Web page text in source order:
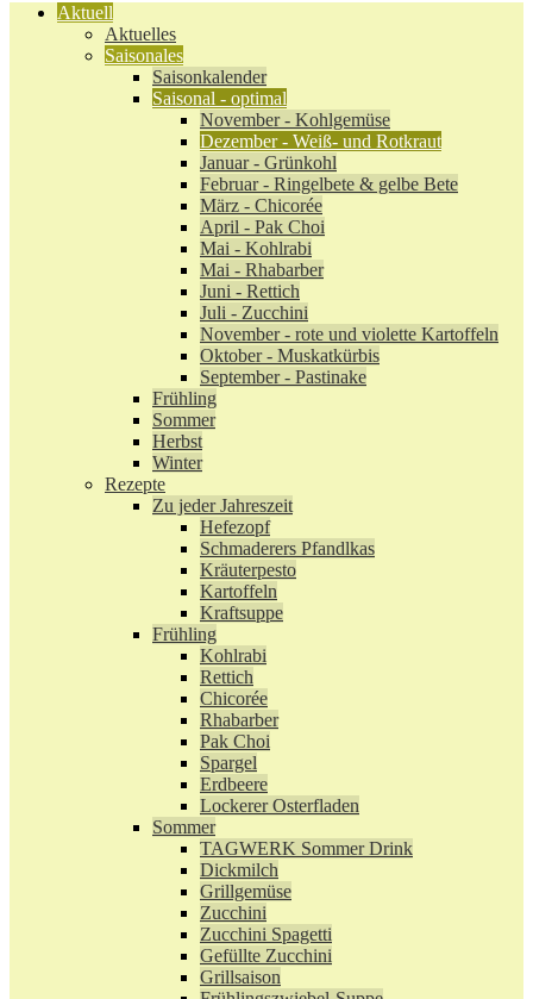
Aktuell
Aktuelles
Saisonales
Saisonkalender
Saisonal - optimal
November - Kohlgemüse
Dezember - Weiß- und Rotkraut
Januar - Grünkohl
Februar - Ringelbete & gelbe Bete
März - Chicorée
April - Pak Choi
Mai - Kohlrabi
Mai - Rhabarber
Juni - Rettich
Juli - Zucchini
November - rote und violette Kartoffeln
Oktober - Muskatkürbis
September - Pastinake
Frühling
Sommer
Herbst
Winter
Rezepte
Zu jeder Jahreszeit
Hefezopf
Schmaderers Pfandlkas
Kräuterpesto
Kartoffeln
Kraftsuppe
Frühling
Kohlrabi
Rettich
Chicorée
Rhabarber
Pak Choi
Spargel
Erdbeere
Lockerer Osterfladen
Sommer
TAGWERK Sommer Drink
Dickmilch
Grillgemüse
Zucchini
Zucchini Spagetti
Gefüllte Zucchini
Grillsaison